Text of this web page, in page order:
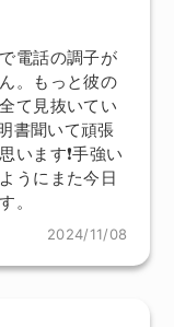
電話の調子が
。もっと彼の
て見抜いてい
書聞いて頑張
います❗️手強い
うにまた今日
。
2024/11/08